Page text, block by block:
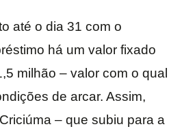
até o dia 31 com o
há um valor fixado
milhão – valor com o qual
de arcar. Assim,
– que subiu para a